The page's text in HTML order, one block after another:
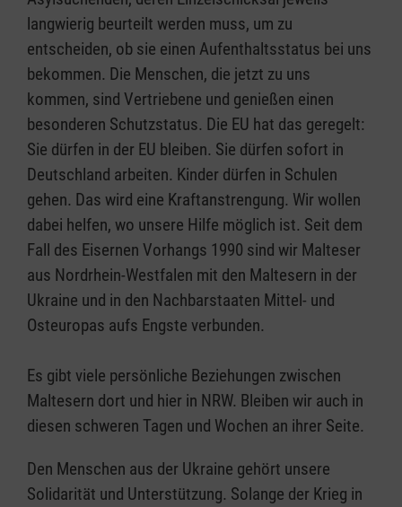
langwierig beurteilt werden muss, um zu
entscheiden, ob sie einen Aufenthaltsstatus bei uns
bekommen. Die Menschen, die jetzt zu uns
kommen, sind Vertriebene und genießen einen
besonderen Schutzstatus. Die EU hat das geregelt:
Sie dürfen in der EU bleiben. Sie dürfen sofort in
Deutschland arbeiten. Kinder dürfen in Schulen
gehen. Das wird eine Kraftanstrengung. Wir wollen
dabei helfen, wo unsere Hilfe möglich ist. Seit dem
Fall des Eisernen Vorhangs 1990 sind wir Malteser
aus Nordrhein-Westfalen mit den Maltesern in der
Ukraine und in den Nachbarstaaten Mittel- und
Osteuropas aufs Engste verbunden.
Es gibt viele persönliche Beziehungen zwischen
Maltesern dort und hier in NRW. Bleiben wir auch in
diesen schweren Tagen und Wochen an ihrer Seite.
Den Menschen aus der Ukraine gehört unsere
Solidarität und Unterstützung. Solange der Krieg in